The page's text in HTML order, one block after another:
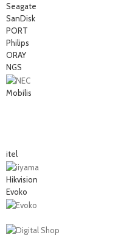
Seagate
SanDisk
PORT
Philips
ORAY
NGS
Mobilis
itel
Hikvision
Evoko